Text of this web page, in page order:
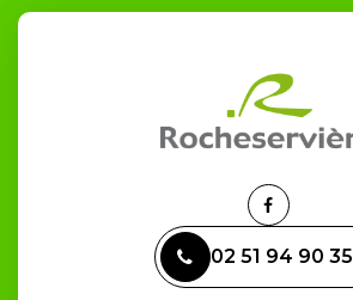
Lien
le
compte
02 51 94 90 35